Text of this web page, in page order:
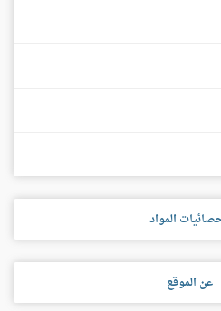
المواد
عن الموقع